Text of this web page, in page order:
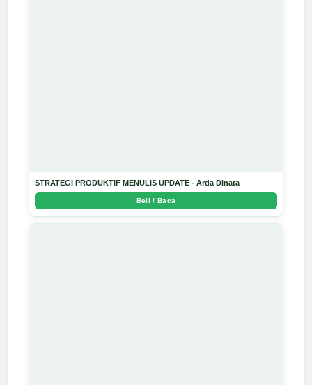
STRATEGI PRODUKTIF MENULIS UPDATE - Arda Dinata
Beli / Baca